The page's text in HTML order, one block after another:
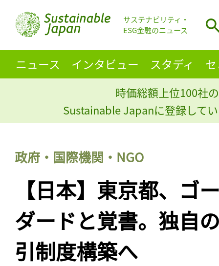
サステナビリティ・
ESG金融のニュース
ニュース インタビュー スタディ
時価総額上位100社
Sustainable Japanに登録して
政府・国際機関・NGO
【日本】東京都、ゴ
ダードと覚書。独自
引制度構築へ